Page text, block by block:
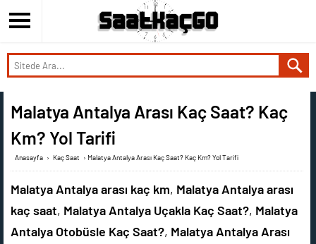
Malatya Antalya Arası Kaç Saat? Kaç
Km? Yol Tarifi
Anasayfa › Kaç Saat › Malatya Antalya Arası Kaç Saat? Kaç Km? Yol Tarifi
Malatya Antalya arası kaç km, Malatya Antalya arası
kaç saat, Malatya Antalya Uçakla Kaç Saat?, Malatya
Antalya Otobüsle Kaç Saat?, Malatya Antalya Arası